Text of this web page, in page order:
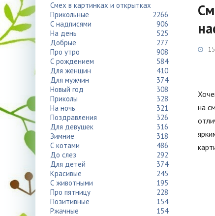
на
Смех в картинках и открытках
Прикольные
2266
С надписями
906
На день
525
Добрые
277
Про утро
908
С рождением
584
Для женщин
410
Для мужчин
374
Новый год
308
Приколы
328
На ночь
321
Поздравления
326
Для девушек
316
Зимние
318
С котами
486
До слез
292
Для детей
374
Красивые
245
С животными
195
Про пятницу
228
Позитивные
154
Ржачные
154